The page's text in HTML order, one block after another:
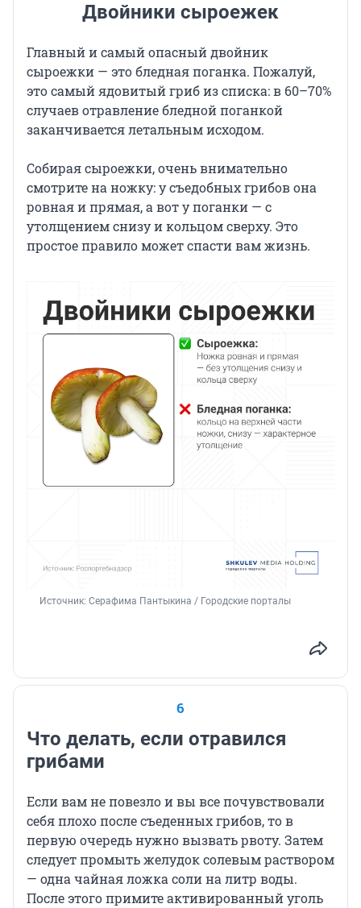
Двойники сыроежек
Главный и самый опасный двойник
сыроежки — это бледная поганка. Пожалуй,
это самый ядовитый гриб из списка: в 60–70%
случаев отравление бледной поганкой
заканчивается летальным исходом.
Собирая сыроежки, очень внимательно
смотрите на ножку: у съедобных грибов она
ровная и прямая, а вот у поганки — с
утолщением снизу и кольцом сверху. Это
простое правило может спасти вам жизнь.
Источник: Серафима Пантыкина / Городские порталы
6
Что делать, если отравился
грибами
Если вам не повезло и вы все почувствовали
себя плохо после съеденных грибов, то в
первую очередь нужно вызвать рвоту. Затем
следует промыть желудок солевым раствором
— одна чайная ложка соли на литр воды.
После этого примите активированный уголь